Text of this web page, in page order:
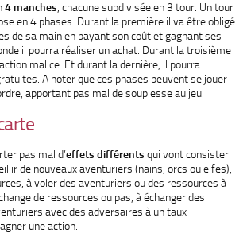
4 manches, chacune subdivisée en 3 tour. Un tour
en 4 phases. Durant la première il va être obligé
de sa main en payant son coût et gagnant ses
il pourra réaliser un achat. Durant la troisième
malice. Et durant la dernière, il pourra
A noter que ces phases peuvent se jouer
apportant pas mal de souplesse au jeu.
pas mal d’effets différents qui vont consister
de nouveaux aventuriers (nains, orcs ou elfes),
à voler des aventuriers ou des ressources à
de ressources ou pas, à échanger des
avec des adversaires à un taux
une action.